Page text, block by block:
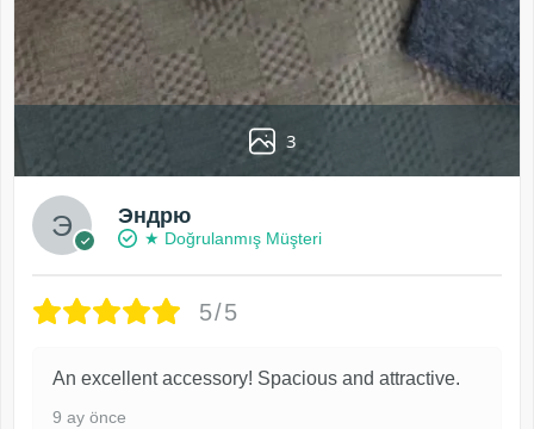
3
Эндрю
★ Doğrulanmış Müşteri
5/5
An excellent accessory! Spacious and attractive.
9 ay önce